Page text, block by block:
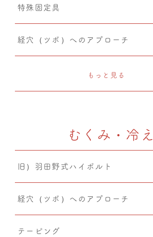
特殊固定具
経穴（ツボ）へのアプローチ
もっと見る
むくみ・冷え
旧）羽田野式ハイボルト
経穴（ツボ）へのアプローチ
テーピング